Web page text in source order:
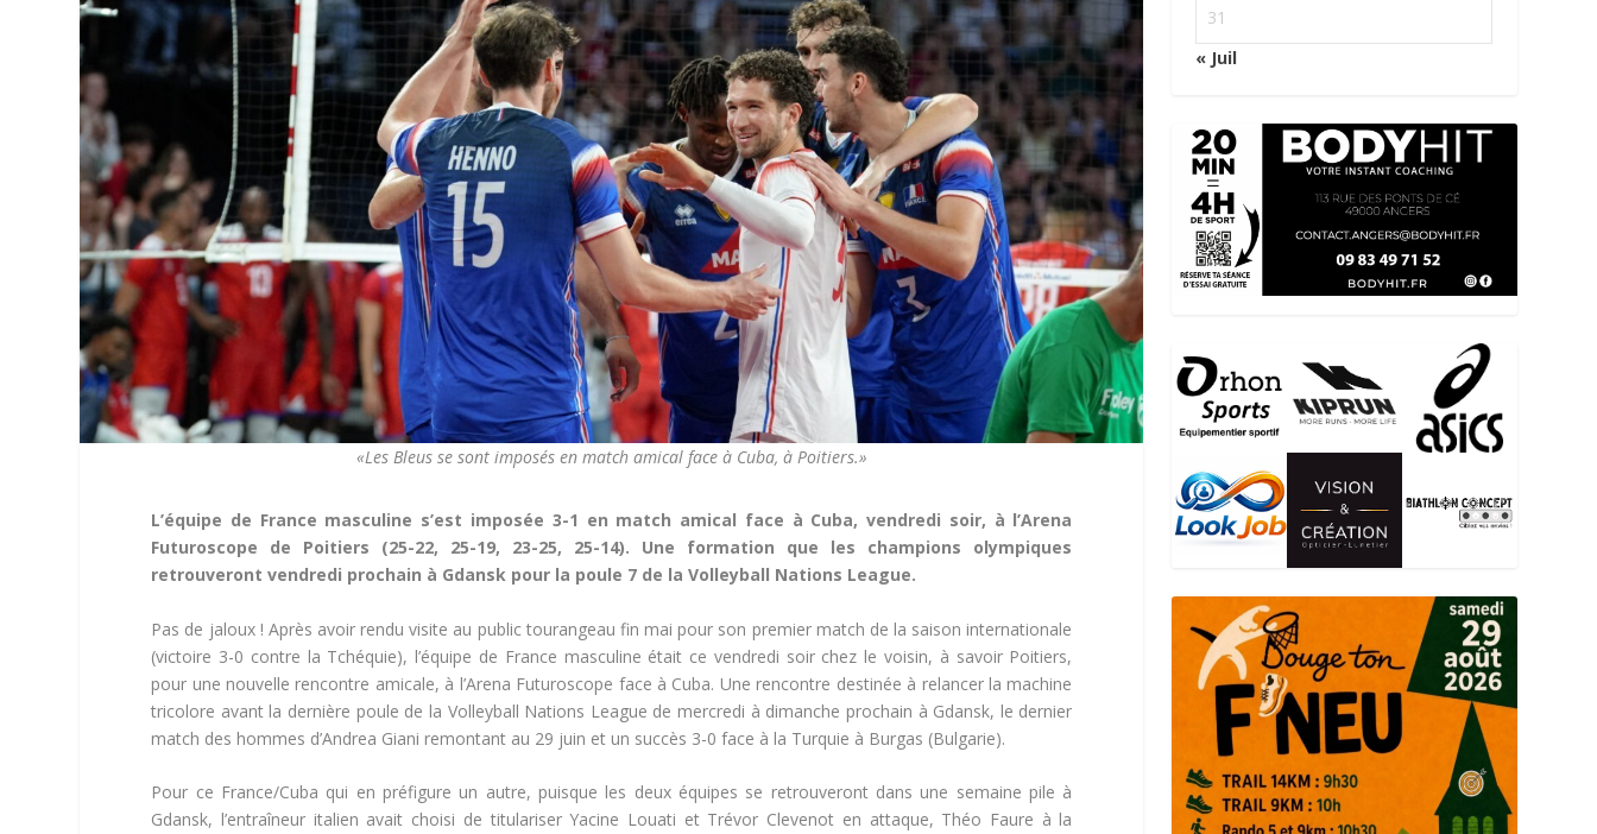
«Les Bleus se sont imposés en match amical face à Cuba, à Poitiers.»
L’équipe de France masculine s’est imposée 3-1 en match amical face à Cuba, vendredi soir, à l’Arena
Futuroscope de Poitiers (25-22, 25-19, 23-25, 25-14). Une formation que les champions olympiques
retrouveront vendredi prochain à Gdansk pour la poule 7 de la Volleyball Nations League.
Pas de jaloux ! Après avoir rendu visite au public tourangeau fin mai pour son premier match de la saison internationale
(victoire 3-0 contre la Tchéquie), l’équipe de France masculine était ce vendredi soir chez le voisin, à savoir Poitiers,
pour une nouvelle rencontre amicale, à l’Arena Futuroscope face à Cuba. Une rencontre destinée à relancer la machine
tricolore avant la dernière poule de la Volleyball Nations League de mercredi à dimanche prochain à Gdansk, le dernier
match des hommes d’Andrea Giani remontant au 29 juin et un succès 3-0 face à la Turquie à Burgas (Bulgarie).
Pour ce France/Cuba qui en préfigure un autre, puisque les deux équipes se retrouveront dans une semaine pile à
Gdansk, l’entraîneur italien avait choisi de titulariser Yacine Louati et Trévor Clevenot en attaque, Théo Faure à la
31
« Juil